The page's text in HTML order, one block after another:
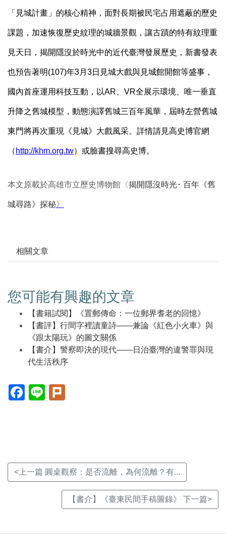
「見城計畫」的核心精神，面對長期被民宅占用遮蔽的歷史
課題，加速恢復歷史紋理的城牆景觀，讓古蹟的特有紋理重
見天日，揭開隱沒於時光中的近代臺灣發展歷史，新書發表
也預告著明(107)年3月3日見城大戲與見城館開館等盛事，
國內首座運用科技互動，以AR、VR全展示環境、唯一垂直
升降之舊城模型，動態演譯舊城三百年風華，屆時左營舊城
東門將再次重現《見城》大戲風采。詳情請見高史博官網
（ http://khm.org.tw）或臉書搜尋高史博。
本文原載於高雄市立歷史博物館〈揭開隱沒時光･ 百年《舊
城尋路》探秘〉
相關文章
您可能有興趣的文章
【書籍試閱】《置郵傳命：一位郵界耆老的回憶》
【書評】行間字裡讀童詩——兼論《紅色小火車》與
《跟太陽玩》的圖文關係
【書介】警察即決的現代——日治臺灣的違警罪與現
代生活秩序
Facebook(另
開
Line(另
開
<上一篇 圓桌觀察：是否流離，為何流離？有...
【書介】《臺東民間手稿圖錄》 下一篇>